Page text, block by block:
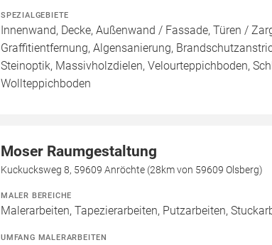
SPEZIALGEBIETE
Innenwand, Decke, Außenwand / Fassade, Türen /
Graffitientfernung, Algensanierung,
Steinoptik, Massivholzdielen, Velourteppichboden,
Wollteppichboden
Moser Raumgestaltung
Kuckucksweg 8, 59609 Anröchte (28km von 59609 Olsberg)
MALER BEREICHE
Malerarbeiten, Tapezierarbeiten, Putzarbeiten,
UMFANG MALERARBEITEN